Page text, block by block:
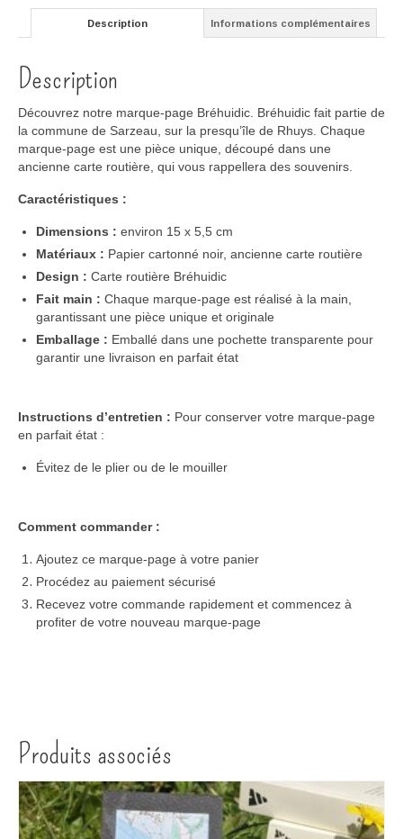
Bréhuidic
Description Informations complémentaires
Description
Découvrez notre marque-page Bréhuidic Bréhuidic fait partie de
la commune de Sarzeau , sur la presqu’île de Rhuys Chaque
marque-page est une pièce unique, découpé dans une
ancienne carte routière qui vous rappellera des souvenirs
Caractéristiques :
Dimensions : environ 15 x 5,5 cm
Matériaux : Papier cartonné noir, ancienne carte routière
Design : Carte routière Bréhuidic
Fait main : Chaque marque-page est réalisé à la main,
garantissant une pièce unique et originale
Emballage : Emballé dans une pochette transparente pour
garantir une livraison en parfait état
Instructions d’entretien : Pour conserver votre marque-page
en parfait état :
Évitez de le plier ou de le mouiller
Comment commander :
Ajoutez ce marque-page à votre panier
Procédez au paiement sécurisé
Recevez votre commande rapidement et commencez à
profiter de votre nouveau marque-page
Produits associés